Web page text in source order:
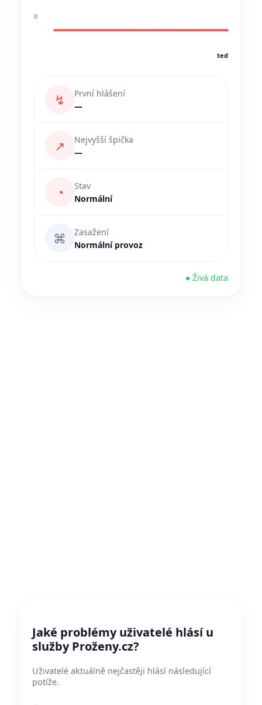
0
teď
↯
První hlášení
—
↗
Nejvyšší špička
—
◔
Stav
Normální
⌘
Zasažení
Normální provoz
● Živá data
Jaké problémy uživatelé hlásí u
služby Proženy.cz?
Uživatelé aktuálně nejčastěji hlásí následující
potíže.